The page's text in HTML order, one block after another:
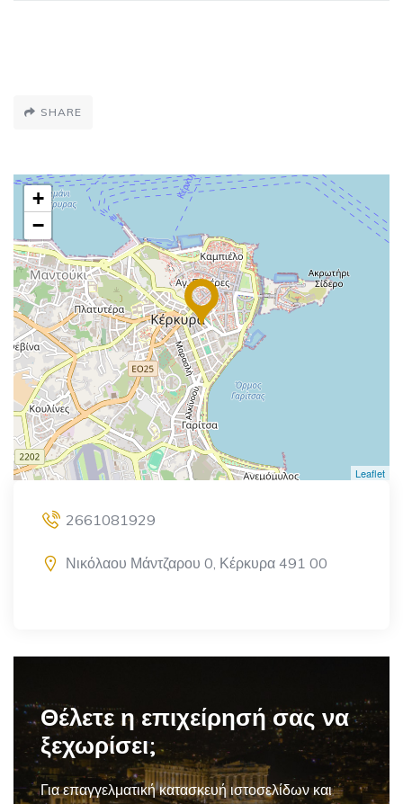
SHARE
+
−
Leaflet
2661081929
Νικόλαου Μάντζαρου 0, Κέρκυρα 491 00
Θέλετε η επιχείρησή σας να
ξεχωρίσει;
Για επαγγελματικήκατασκευή ιστοσελίδων και